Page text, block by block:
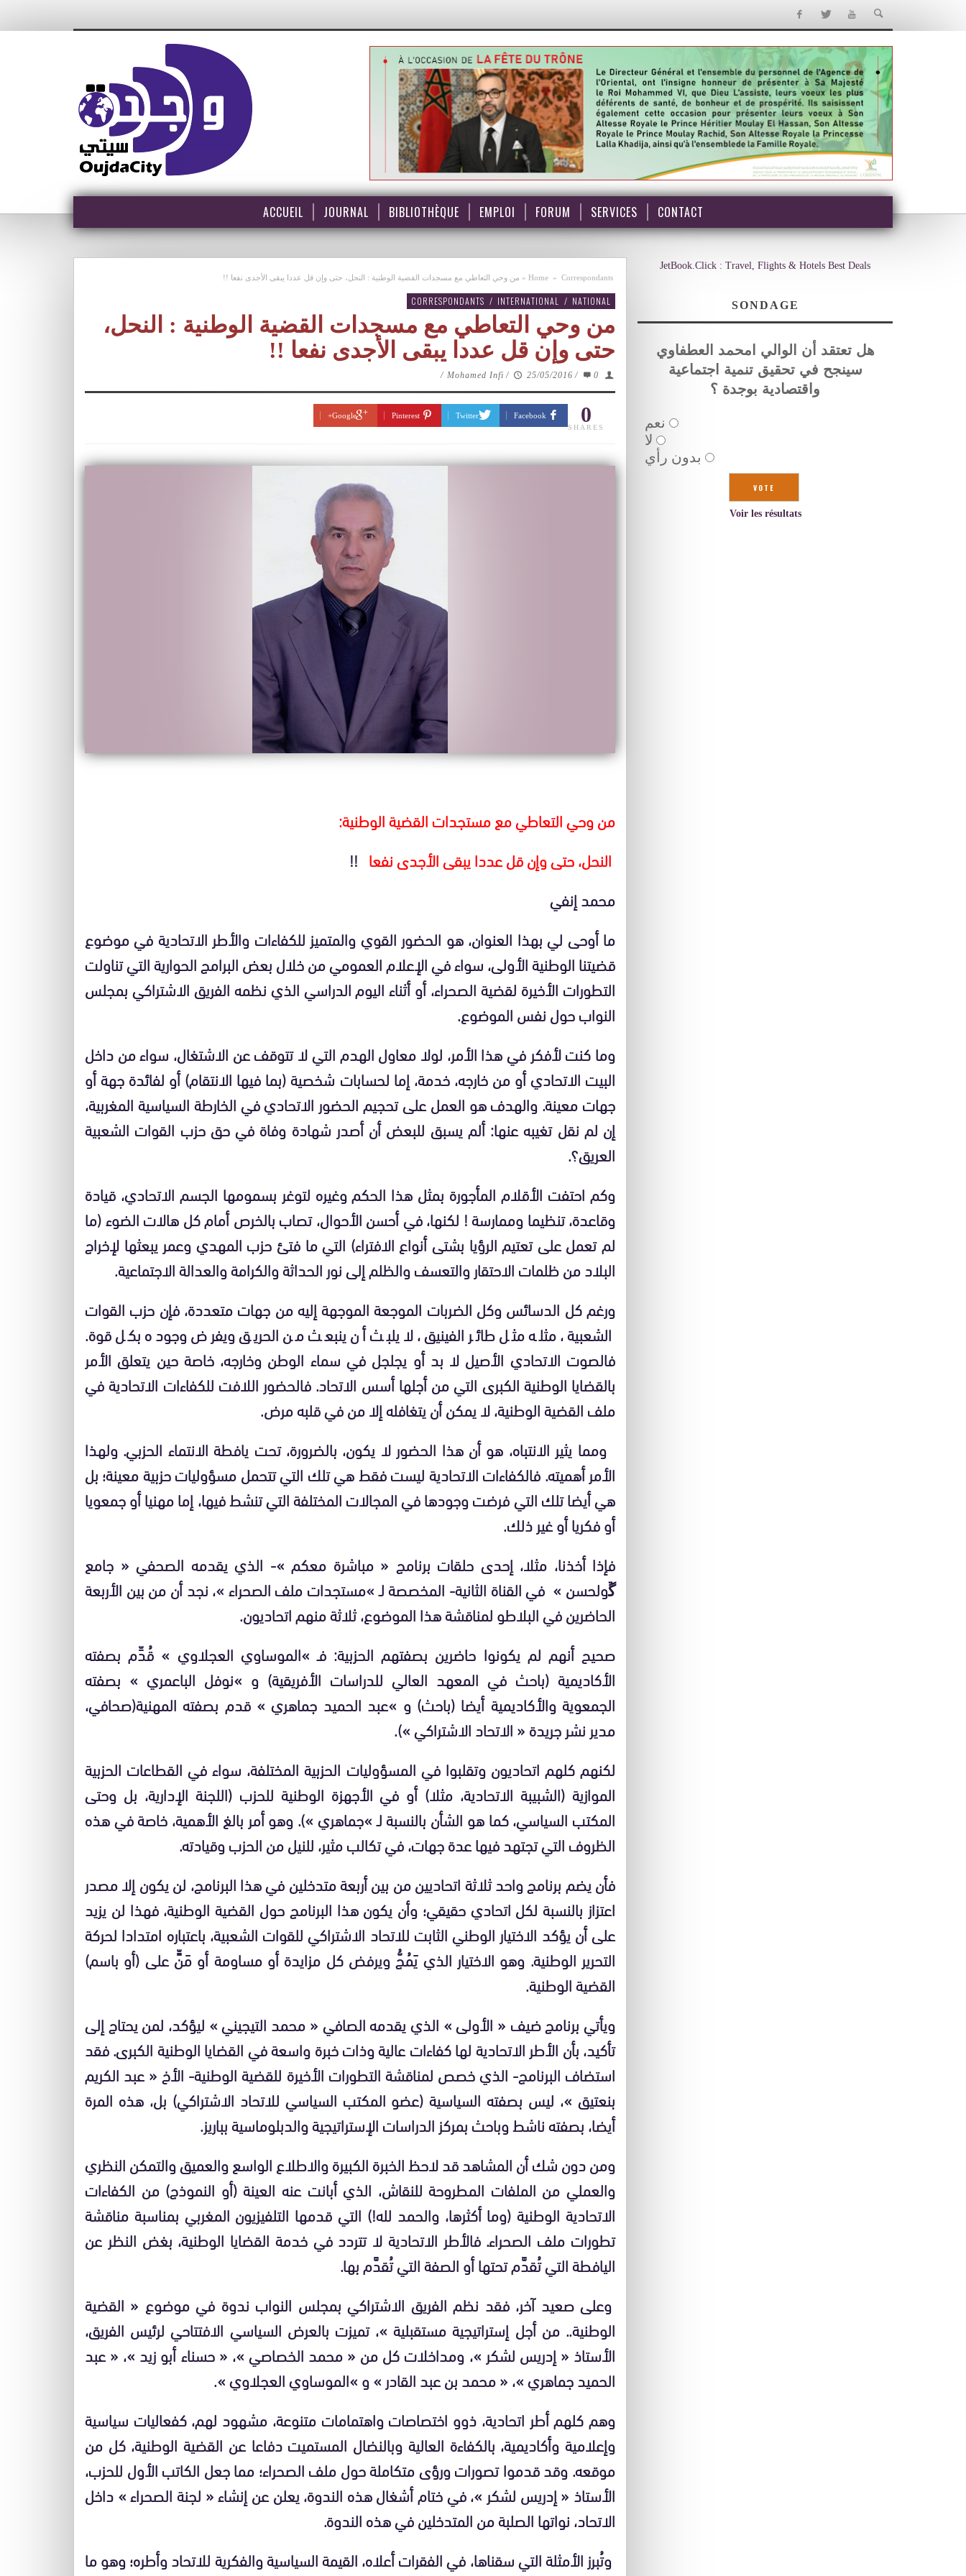
ACCUEIL JOURNAL BIBLIOTHÈQUE EMPLOI FORUM SERVICES CONTACT
Home » Correspondants
» من وحي التعاطي مع مسجدات القضية الوطنية : النحل، حتى وإن قل عددا يبقى الأجدى نفعا !!
CORRESPONDANTS / INTERNATIONAL / NATIONAL
من وحي التعاطي مع مسجدات القضية الوطنية : النحل،
حتى وإن قل عددا يبقى الأجدى نفعا !!
Mohamed Infi / 25/05/2016 / 0
/
0
SHARES
Facebook
Twitter
Pinterest
Google+
من وحي التعاطي مع مستجدات القضية الوطنية:
النحل، حتى وإن قل عددا يبقى الأجدى نفعا !!
محمد إنفي
ما أوحى لي بهذا العنوان، هو الحضور القوي والمتميز للكفاءات والأطر الاتحادية في موضوع
قضيتنا الوطنية الأولى، سواء في الإعلام العمومي من خلال بعض البرامج الحوارية التي تناولت
التطورات الأخيرة لقضية الصحراء، أو أثناء اليوم الدراسي الذي نظمه الفريق الاشتراكي بمجلس
النواب حول نفس الموضوع.
وما كنت لأفكر في هذا الأمر، لولا معاول الهدم التي لا تتوقف عن الاشتغال، سواء من داخل
البيت الاتحادي أو من خارجه، خدمة، إما لحسابات شخصية (بما فيها الانتقام) أو لفائدة جهة أو
جهات معينة. والهدف هو العمل على تحجيم الحضور الاتحادي في الخارطة السياسية المغربية،
إن لم نقل تغيبه عنها: ألم يسبق للبعض أن أصدر شهادة وفاة في حق حزب القوات الشعبية
العريق؟.
وكم احتفت الأقلام المأجورة بمثل هذا الحكم وغيره لتوغر بسمومها الجسم الاتحادي، قيادة
وقاعدة، تنظيما وممارسة! لكنها، في أحسن الأحوال،تصاب بالخرص أمام كل هالات الضوء (ما
لم تعمل على تعتيم الرؤيا بشتى أنواع الافتراء) التي ما فتئ حزب المهدي وعمر يبعثها لإخراج
البلاد من ظلمات الاحتقار والتعسف والظلم إلى نور الحداثة والكرامة والعدالة الاجتماعية.
ورغم كل الدسائس وكل الضربات الموجعة الموجهة إليه من جهات متعددة، فإن حزب القوات
الشعبية، مثله مثل طائر الفينيق، لا يلبث أن ينبعث من الحريق ويفرض وجوده بكل قوة.
فالصوت الاتحادي الأصيل لا بد أو يجلجل في سماء الوطن وخارجه، خاصة حين يتعلق الأمر
بالقضايا الوطنية الكبرى التي من أجلها أسس الاتحاد. فالحضور اللافت للكفاءات الاتحادية في
ملف القضية الوطنية، لا يمكن أن يتغافله إلا من في قلبه مرض.
ومما يثير الانتباه، هو أن هذا الحضور لا يكون، بالضرورة، تحت يافطة الانتماء الحزبي. ولهذا
الأمر أهميته. فالكفاءات الاتحادية ليست فقط هي تلك التي تتحمل مسؤوليات حزبية معينة؛ بل
هي أيضا تلك التي فرضت وجودها في المجالات المختلفة التي تنشط فيها، إما مهنيا أو جمعويا
أو فكريا أو غير ذلك.
فإذا أخذنا، مثلا، إحدى حلقات برنامج « مباشرة معكم »- الذي يقدمه الصحفي « جامع
ﮜولحسن » في القناة الثانية- المخصصة لـ »مستجدات ملف الصحراء »، نجد أن من بين الأربعة
الحاضرين في البلاطو لمناقشة هذا الموضوع، ثلاثة منهم اتحاديون.
صحيح أنهم لم يكونوا حاضرين بصفتهم الحزبية: فـ »الموساوي العجلاوي » قُدِّم بصفته
الأكاديمية (باحث في المعهد العالي للدراسات الأفريقية) و »نوفل الباعمري » بصفته
الجمعوية والأكاديمية أيضا (باحث) و »عبد الحميد جماهري » قدم بصفته المهنية(صحافي،
مدير نشر جريدة « الاتحاد الاشتراكي »).
لكنهم كلهم اتحاديون وتقلبوا في المسؤوليات الحزبية المختلفة، سواء في القطاعات الحزبية
الموازية (الشبيبة الاتحادية، مثلا) أو في الأجهزة الوطنية للحزب (اللجنة الإدارية، بل وحتى
المكتب السياسي، كما هو الشأن بالنسبة لـ »جماهري »). وهو أمر بالغ الأهمية، خاصة في هذه
الظروف التي تجتهد فيها عدة جهات، في تكالب مثير، للنيل من الحزب وقيادته.
فأن يضم برنامج واحد ثلاثة اتحاديين من بين أربعة متدخلين في هذا البرنامج، لن يكون إلا مصدر
اعتزاز بالنسبة لكل اتحادي حقيقي؛ وأن يكون هذا البرنامج حول القضية الوطنية، فهذا لن يزيد
على أن يؤكد الاختيار الوطني الثابت للاتحاد الاشتراكي للقوات الشعبية، باعتباره امتدادا لحركة
التحرير الوطنية. وهو الاختيار الذي يَمُجُّ ويرفض كل مزايدة أو مساومة أو مَنٍّ على (أو باسم)
القضية الوطنية.
ويأتي برنامج ضيف « الأولى » الذي يقدمه الصافي « محمد التيجيني » ليؤكد، لمن يحتاج إلى
تأكيد، بأن الأطر الاتحادية لها كفاءات عالية وذات خبرة واسعة في القضايا الوطنية الكبرى. فقد
استضاف البرنامج- الذي خصص لمناقشة التطورات الأخيرة للقضية الوطنية- الأخ « عبد الكريم
بنعتيق »، ليس بصفته السياسية (عضو المكتب السياسي للاتحاد الاشتراكي) بل، هذه المرة
أيضا، بصفته ناشط وباحث بمركز الدراسات الإستراتيجية والدبلوماسية بباريز.
ومن دون شك أن المشاهد قد لاحظ الخبرة الكبيرة والاطلاع الواسع والعميق والتمكن النظري
والعملي من الملفات المطروحة للنقاش، الذي أبانت عنه العينة (أو النموذج) من الكفاءات
الاتحادية الوطنية (وما أكثرها، والحمد لله!) التي قدمها التلفيزيون المغربي بمناسبة مناقشة
تطورات ملف الصحراء. فالأطر الاتحادية لا تتردد في خدمة القضايا الوطنية، بغض النظر عن
اليافطة التي تُقدَّم تحتها أو الصفة التي تُقدَّم بها.
وعلى صعيد آخر، فقد نظم الفريق الاشتراكي بمجلس النواب ندوة في موضوع « القضية
الوطنية.. من أجل إستراتيجية مستقبلية »، تميزت بالعرض السياسي الافتتاحي لرئيس الفريق،
الأستاذ « إدريس لشكر »، ومداخلات كل من « محمد الخصاصي »، « حسناء أبو زيد »، « عبد
الحميد جماهري »، « محمد بن عبد القادر » و »الموساوي العجلاوي ».
وهم كلهم أطر اتحادية، ذوو اختصاصات واهتمامات متنوعة، مشهود لهم، كفعاليات سياسية
وإعلامية وأكاديمية، بالكفاءة العالية وبالنضال المستميت دفاعا عن القضية الوطنية، كل من
موقعه. وقد قدموا تصورات ورؤى متكاملة حول ملف الصحراء؛ مما جعل الكاتب الأول للحزب،
الأستاذ « إدريس لشكر »، في ختام أشغال هذه الندوة، يعلن عن إنشاء « لجنة الصحراء » داخل
الاتحاد، نواتها الصلبة من المتدخلين في هذه الندوة.
وتُبرز الأمثلة التي سقناها، في الفقرات أعلاه، القيمة السياسية والفكرية للاتحاد وأطره؛ وهو ما
JetBook.Click : Travel, Flights & Hotels Best Deals
SONDAGE
هل تعتقد أن الوالي امحمد العطفاوي
سينجح في تحقيق تنمية اجتماعية
واقتصادية بوجدة ؟
نعم
لا
بدون رأي
Voir les résultats